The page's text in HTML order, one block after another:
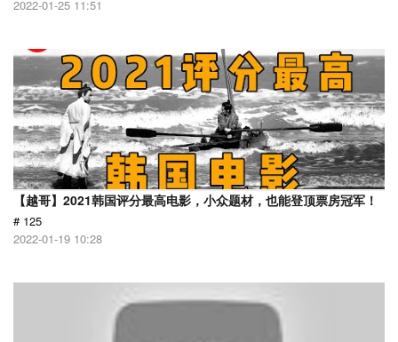
2022-01-25 11:51
【越哥】2021韩国评分最高电影，小众题材，也能登顶票房冠军！
# 125
2022-01-19 10:28